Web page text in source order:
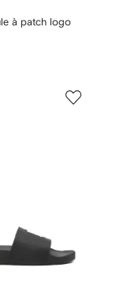
à patch logo